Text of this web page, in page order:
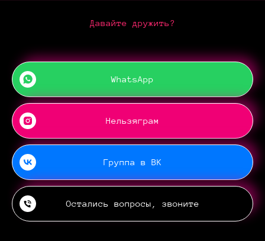
Давайте дружить?
WhatsApp
Нельзяграм
Группа в ВК
Остались вопросы, звоните